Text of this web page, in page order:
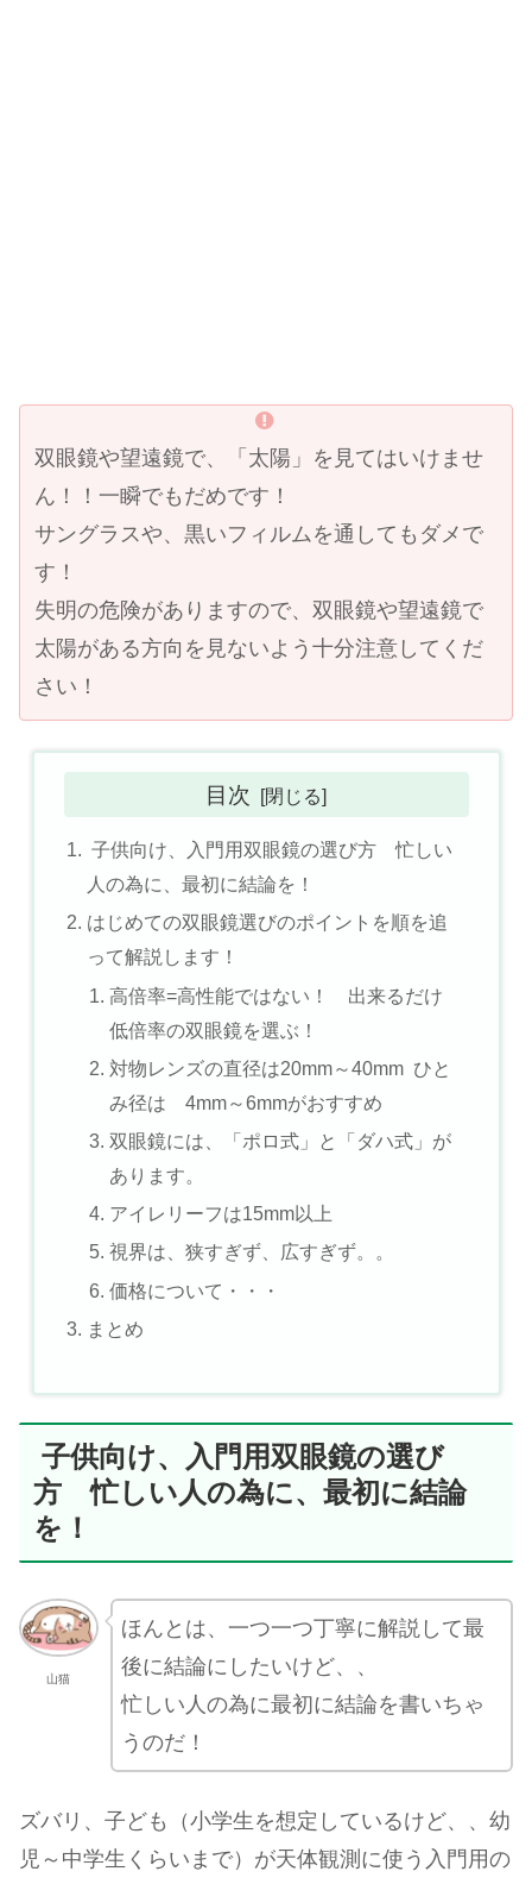
双眼鏡や望遠鏡で、「太陽」を見てはいけませ
ん！！一瞬でもだめです！
サングラスや、黒いフィルムを通してもダメで
す！
失明の危険がありますので、双眼鏡や望遠鏡で
太陽がある方向を見ないよう十分注意してくだ
さい！
目次
子供向け、入門用双眼鏡の選び方 忙しい
人の為に、最初に結論を！
はじめての双眼鏡選びのポイントを順を追
って解説します！
高倍率=高性能ではない！ 出来るだけ
低倍率の双眼鏡を選ぶ！
対物レンズの直径は20mm～40mm ひと
み径は 4mm～6mmがおすすめ
双眼鏡には、「ポロ式」と「ダハ式」が
あります。
アイレリーフは15mm以上
視界は、狭すぎず、広すぎず。。
価格について・・・
まとめ
子供向け、入門用双眼鏡の選び
方 忙しい人の為に、最初に結論
を！
山猫
ほんとは、一つ一つ丁寧に解説して最
後に結論にしたいけど、、
忙しい人の為に最初に結論を書いちゃ
うのだ！
ズバリ、子ども（小学生を想定しているけど、、幼
児～中学生くらいまで）が天体観測に使う入門用の